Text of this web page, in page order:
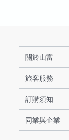
關於山富
旅客服務
訂購須知
同業與企業